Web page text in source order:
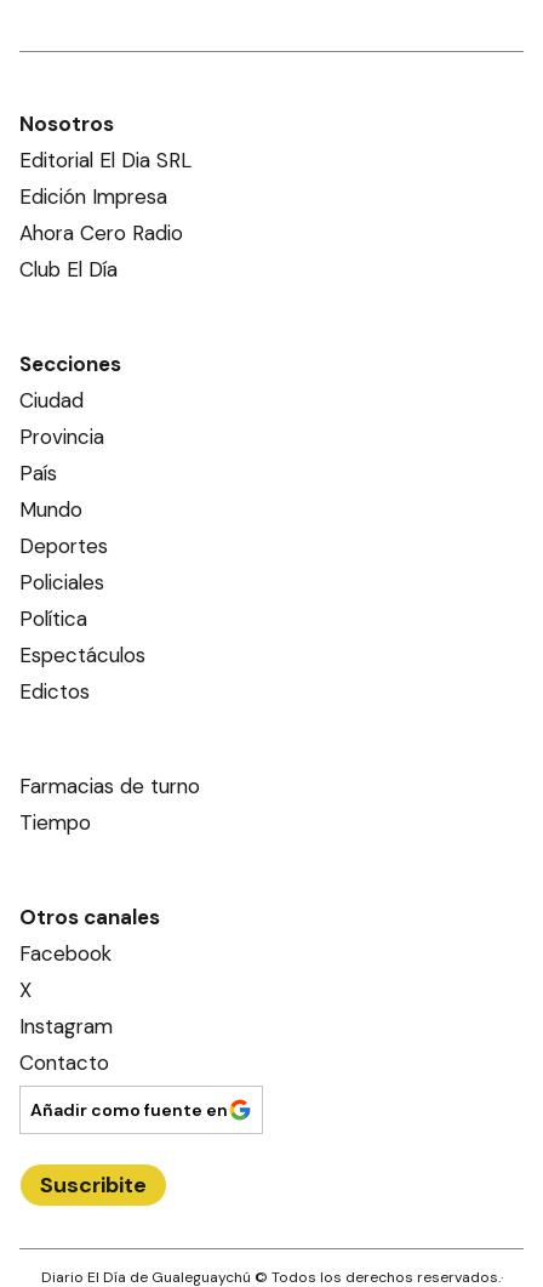
Nosotros
Editorial El Dia SRL
Edición Impresa
Ahora Cero Radio
Club El Día
Secciones
Ciudad
Provincia
País
Mundo
Deportes
Policiales
Política
Espectáculos
Edictos
Farmacias de turno
Tiempo
Otros canales
Facebook
X
Instagram
Contacto
Añadir como fuente en
Suscribite
Diario El Día de Gualeguaychú © Todos los derechos reservados.·